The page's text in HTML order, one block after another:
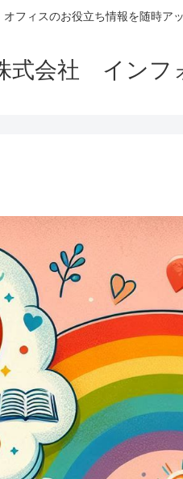
オフィスのお役立ち情報を随時アッ
式会社 インフ